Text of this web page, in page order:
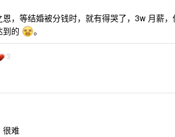
，等结婚被分钱时，就有得哭了，3w 月薪
到的
。
3
很难